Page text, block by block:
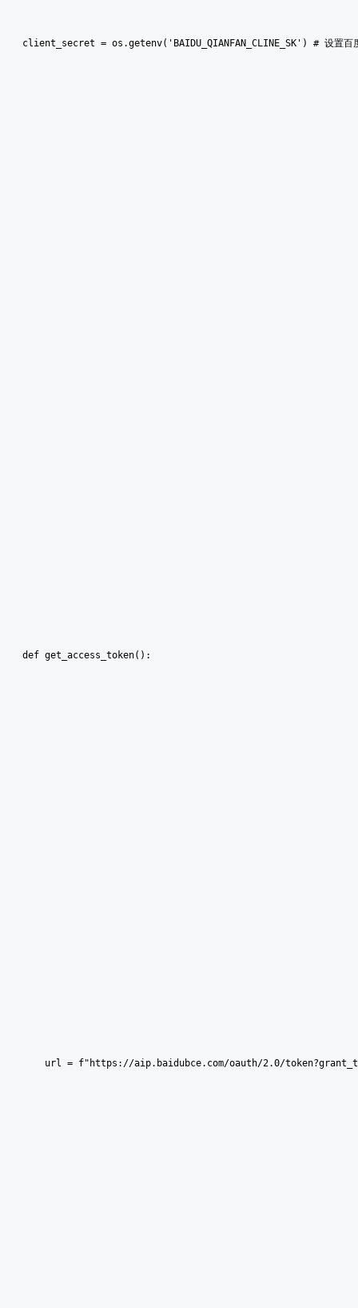
client_secret = os.getenv('BAIDU_QIANFAN_CLINE_SK') # 设置百
def get_access_token():
url = f"https://aip.baidubce.com/oauth/2.0/